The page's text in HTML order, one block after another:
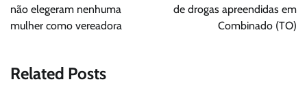
Post
não elegeram nenhuma
mulher como vereadora
de drogas apreendidas em
Combinado (TO)
Related Posts